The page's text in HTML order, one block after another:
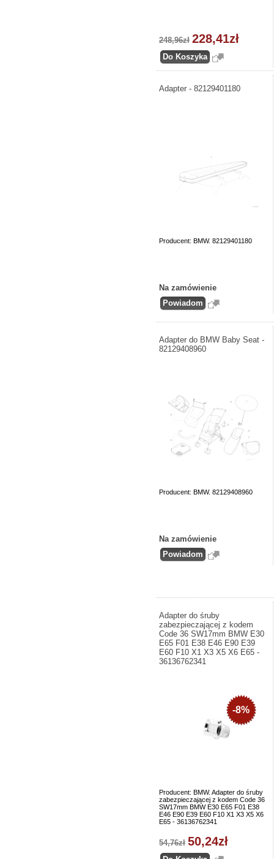
248,96zł 228,41zł
Adapter - 82129401180
Producent: BMW. 82129401180
Na zamówienie
Adapter do BMW Baby Seat -
82129408960
Producent: BMW. 82129408960
Na zamówienie
Adapter do śruby
zabezpieczającej z kodem
Code 36 SW17mm BMW E30
E65 F01 E38 E46 E90 E39
E60 F10 X1 X3 X5 X6 E65 -
36136762341
Producent: BMW. Adapter do śruby
zabezpieczającej z kodem Code 36
SW17mm BMW E30 E65 F01 E38
E46 E90 E39 E60 F10 X1 X3 X5 X6
E65 - 36136762341
-8%
54,76zł 50,24zł